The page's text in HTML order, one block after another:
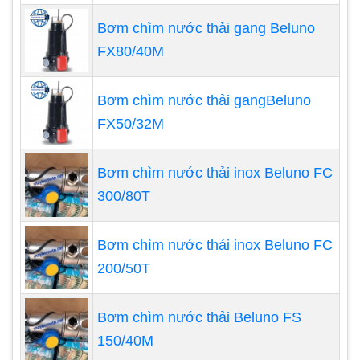
tràn từ động cơ sang đầu thổi khí. Vì nếu hiện
tượng đó xảy ra, lượng khí tạo ra sẽ không sạch,
có mùi dầu, có váng nổi (nếu sử dụng cho các
mục đích dưới nước), ảnh hưởng đến nhu cầu sử
dụng của người dùng.
Bơm chìm nước thải gang Beluno
FX80/40M
Bơm chìm nước thải gangBeluno
FX50/32M
Bơm chìm nước thải inox Beluno FC
300/80T
Bơm chìm nước thải inox Beluno FC
200/50T
Bơm chìm nước thải Beluno FS
150/40M